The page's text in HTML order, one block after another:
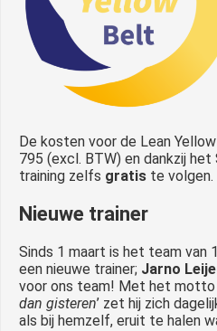
De kosten voor de Lean
795 (excl. BTW) en dankzij
training zelfs gratis te volgen.
Nieuwe trainer
Sinds 1 maart is het team van
een nieuwe trainer; Jarno
voor ons team! Met het motto
dan gisteren’ zet hij zich
als bij hemzelf, eruit te halen